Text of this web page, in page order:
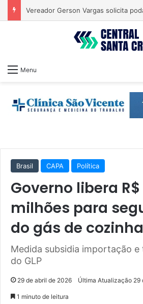
Menu
Brasil CAPA Política
Governo libera R$
milhões para
do gás de cozinha
Medida subsidia importação
do GLP
29 de abril de 2026 Última Atualização 29
1 minuto de leitura